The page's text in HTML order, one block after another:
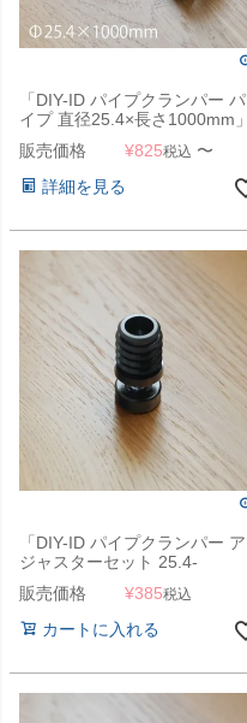
「DIY-ID パイプクランパー パ
イプ 直径25.4×長さ1000mm」
販売価格
¥825税込 〜
詳細を見る
「DIY-ID パイプクランパー ア
ジャスターセット 25.4-
W5/16」
販売価格 ¥385税込
カートに入れる